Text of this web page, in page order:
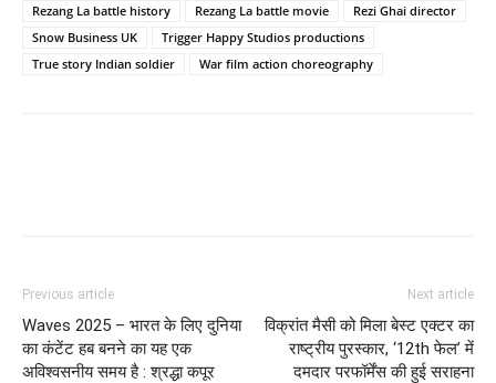
Rezang La battle history
Rezang La battle movie
Rezi Ghai director
Snow Business UK
Trigger Happy Studios productions
True story Indian soldier
War film action choreography
Previous article
Waves 2025 – भारत के लिए दुनिया
का कंटेंट हब बनने का यह एक
अविश्वसनीय समय है : श्रद्धा कपूर
Next article
विक्रांत मैसी को मिला बेस्ट एक्टर का
राष्ट्रीय पुरस्कार, ‘12th फेल’ में
दमदार परफॉर्मेंस की हुई सराहना